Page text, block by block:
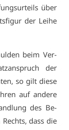
über
der Lei­he
beim Ver­
der
so gilt die­se
auf an­de­re
des Be­
dass die